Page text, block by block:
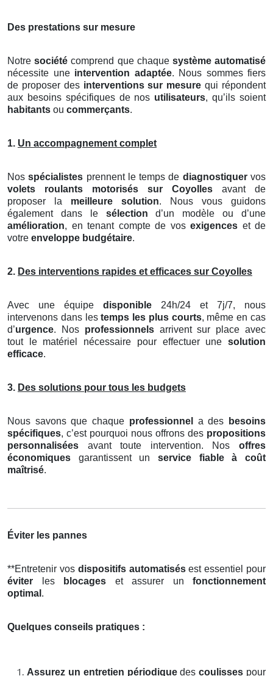
Des prestations sur mesure
Notresociété comprend que chaque système automatisé
nécessite une intervention adaptée. Nous sommes fiers
de proposer des interventions sur mesure qui répondent
aux besoins spécifiques de nos utilisateurs, qu’ils soient
habitants ou commerçants.
1. Un accompagnement complet
Nosspécialistes prennent le temps de diagnostiquervos
volets roulants motorisés
sur Coyolles avant de
proposer la meilleure solution. Nous vous guidons
également dans le sélection d’un modèle ou d’une
amélioration, en tenant compte de vos exigences et de
votre enveloppe budgétaire.
2. Des interventions rapides et efficaces sur Coyolles
Avec une équipe disponible 24h/24 et 7j/7, nous
intervenons dans lestemps les plus courts, même en cas
d’urgence. Nos professionnelsarrivent sur place avec
tout le matériel nécessaire pour effectuer une solution
efficace.
3. Des solutions pour tous les budgets
Nous savons que chaque professionnel a des
besoins
spécifiques, c’est pourquoi nous offrons des propositions
personnalisées avant toute intervention. Nos offres
économiques garantissent un service fiable à coût
maîtrisé.
Éviter les pannes
**Entretenir vos dispositifs automatisésest essentiel pour
éviter les blocages et assurer un fonctionnement
optimal .
Quelques conseils pratiques :
Assurez un entretien périodiquedescoulisses pour